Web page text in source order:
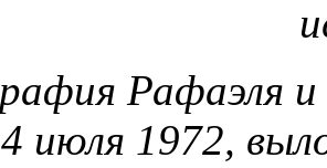
Рафаэля и
июля 1972,